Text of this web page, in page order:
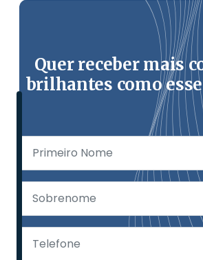
Quer receber mais
brilhantes como esse